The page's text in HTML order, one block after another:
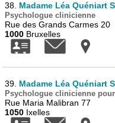
38. Madame Léa Quéniart
Psychologue clinicienne
Rue des Grands Carmes 20
1000 Bruxelles
39. Madame Léa Quéniart
Psychologue clinicienne
Rue Maria Malibran 77
1050 Ixelles